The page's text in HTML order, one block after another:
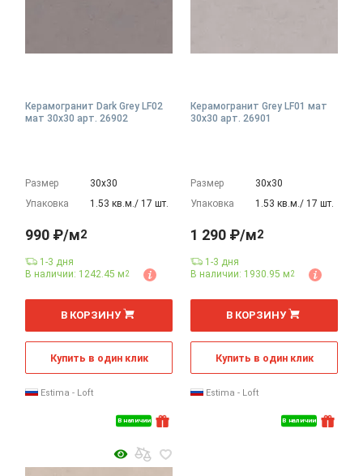
Керамогранит Dark Grey LF02
мат 30x30 арт. 26902
Размер
30х30
Упаковка
1.53 кв.м./ 17 шт.
В наличии
990 ₽/м2
1-3 дня
В наличии: 1242.45 м2
м
В КОРЗИНУ
Купить в один клик
Estima - Loft
Керамогранит Grey LF01 мат
30x30 арт. 26901
Размер
30х30
Упаковка
1.53 кв.м./ 17 шт.
В наличии
1 290 ₽/м2
1-3 дня
В наличии: 1930.95 м2
м
В КОРЗИНУ
Купить в один клик
Estima - Loft